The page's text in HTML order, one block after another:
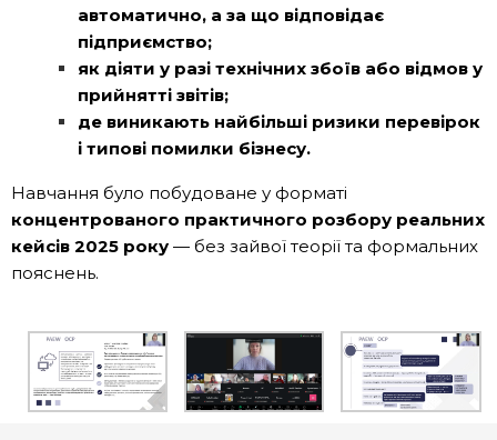
автоматично, а за що відповідає
підприємство;
як діяти у разі технічних збоїв або відмов у
прийнятті звітів;
де виникають найбільші ризики перевірок
і типові помилки бізнесу.
Навчання було побудоване у форматі
концентрованого практичного розбору реальних
кейсів 2025 року — без зайвої теорії та формальних
пояснень.